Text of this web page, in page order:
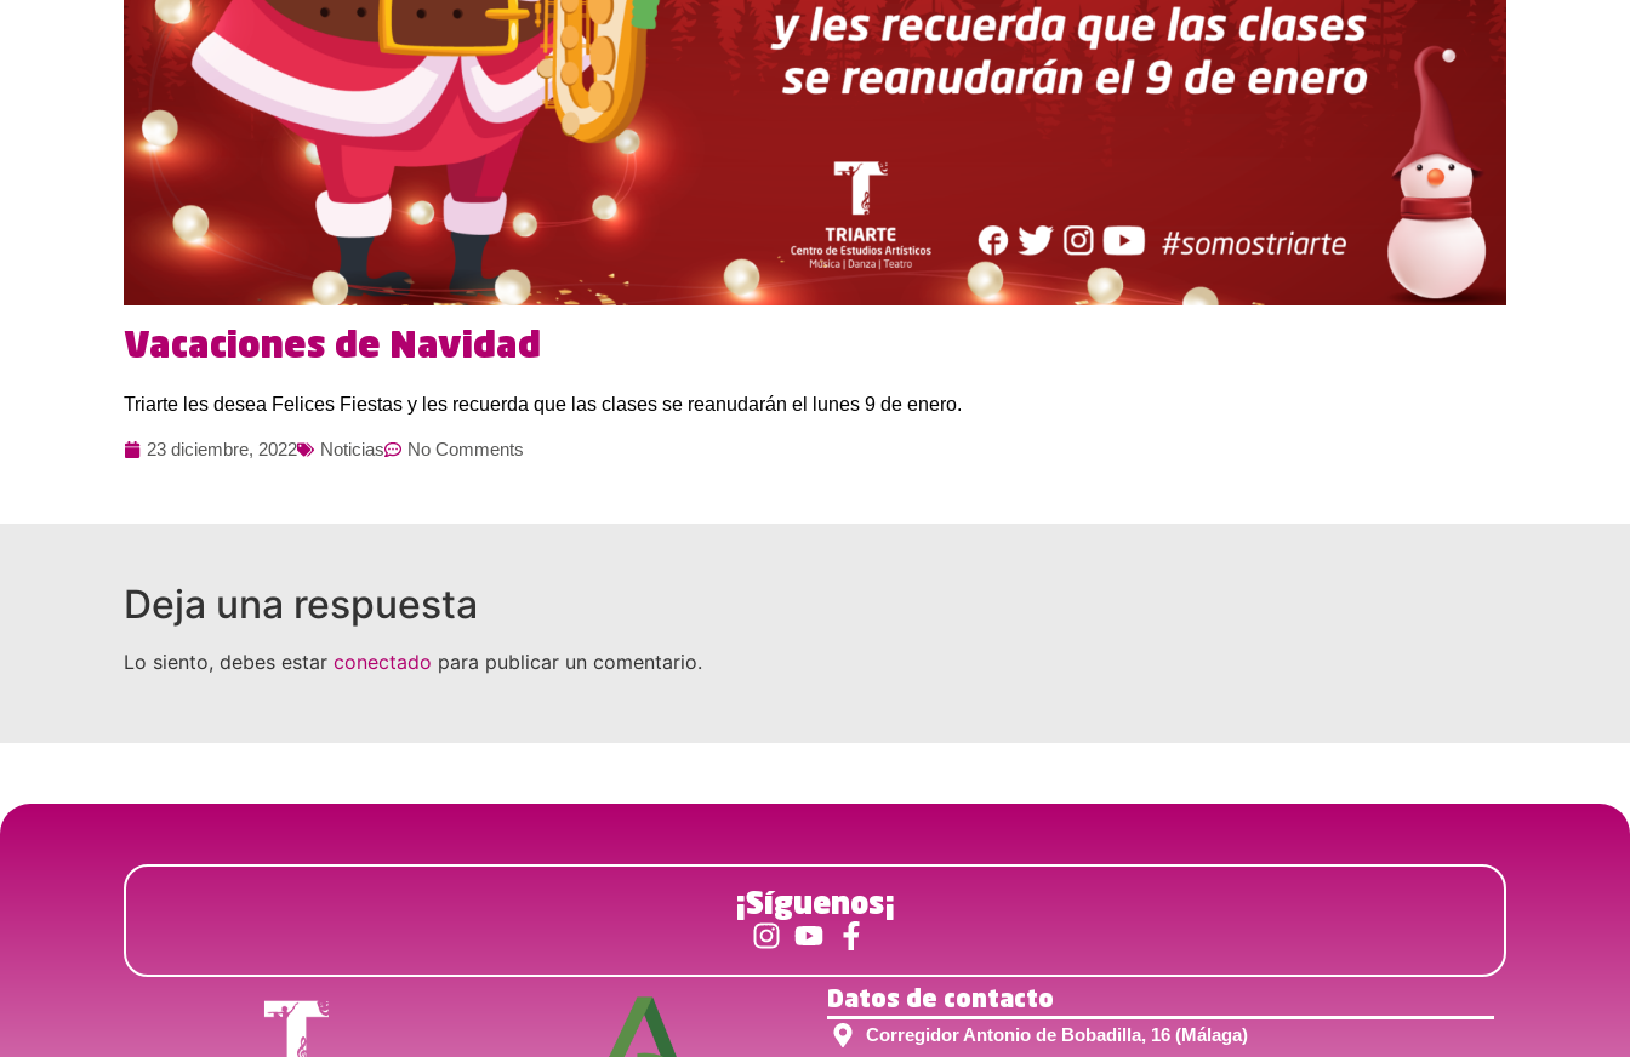
Vacaciones de Navidad
Triarte les desea Felices Fiestas y les recuerda que las clases se reanudarán el lunes 9 de enero.
23 diciembre, 2022 Noticias No Comments
Deja una respuesta
Lo siento, debes estar conectado para publicar un comentario.
¡Síguenos¡
Datos de contacto
Corregidor Antonio de Bobadilla, 16 (Málaga)